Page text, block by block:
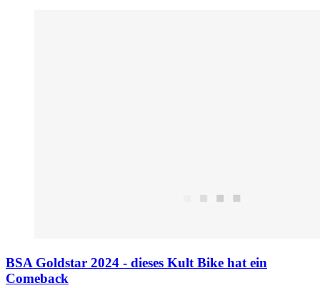
BSA Goldstar 2024 - dieses Kult Bike hat ein
Comeback